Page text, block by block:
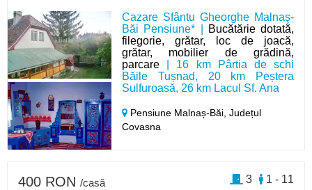
Cazare Sfântu Gheorghe Malnaş-
Băi Pensiune* |
Bucătărie dotată,
filegorie, grătar, loc de joacă,
grătar, mobilier de grădină,
parcare | 16 km Pârtia de schi
Băile Tușnad, 20 km Peștera
Sulfuroasă, 26 km Lacul Sf. Ana
Pensiune Malnaș-Băi,Județul
Covasna
400 RON /casă 1 - 11
3